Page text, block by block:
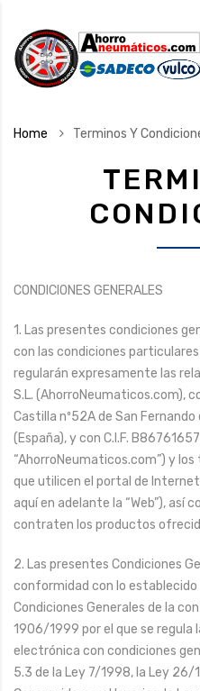
Home Terminos Y
CONDICIONES GENERALES
1. Las presentes condiciones
con las condiciones
regularán expresamente las
S.L. (AhorroNeumaticos.com),
Castilla nº52A de San
(España), y con C.I.F.
“AhorroNeumaticos.com”) y
que utilicen el portal de
aquí en adelante la “Web”), así
contraten los productos
2. Las presentes Condiciones
conformidad con lo establecido
Condiciones Generales de la
1906/1999 por el que se
electrónica con condiciones
5.3 de la Ley 7/1998, la Ley 26/